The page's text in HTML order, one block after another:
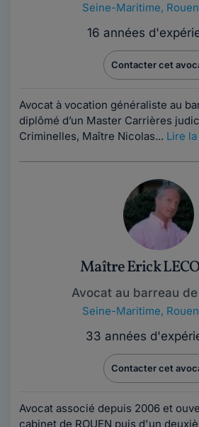
Seine-Maritime,
16 années
Contacter cet
Avocat à vocation généraliste au
diplômé d’un Master Carrières
Criminelles, Maître Nicolas... Lire
Maître Erick
Avocat au barreau de
Seine-Maritime,
33 années
Contacter cet
Avocat associé depuis 2006 et
cabinet de ROUEN puis d'un